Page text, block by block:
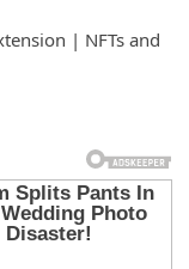
| NFTs and